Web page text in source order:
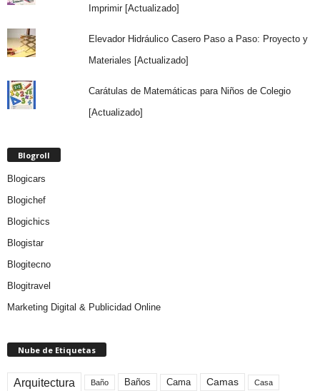
Imprimir [Actualizado]
Elevador Hidráulico Casero Paso a Paso: Proyecto y
Materiales [Actualizado]
Carátulas de Matemáticas para Niños de Colegio
[Actualizado]
Blogroll
Blogicars
Blogichef
Blogichics
Blogistar
Blogitecno
Blogitravel
Marketing Digital & Publicidad Online
Nube de Etiquetas
Arquitectura Baño Baños Cama Camas Casa